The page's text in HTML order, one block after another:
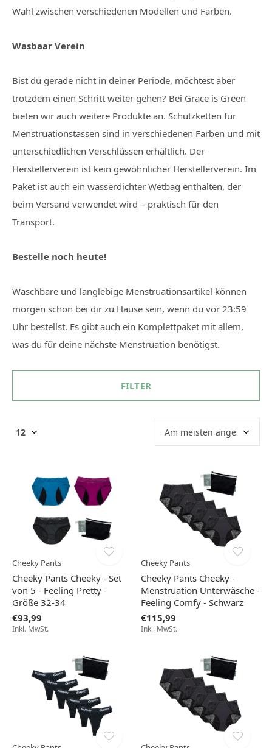
Wahl zwischen verschiedenen Modellen und Farben.
Wasbaar Verein
Bist du gerade nicht in deiner Periode, möchtest aber
trotzdem einen Schritt weiter gehen? Bei Grace is Green
bieten wir auch weitere Produkte an. Schutzketten für
Menstruationstassen sind in verschiedenen Farben und mit
unterschiedlichen Verschlüssen erhältlich. Der
Herstellerverein ist kein gewöhnlicher Herstellerverein. Im
Paket ist auch ein wasserdichter Wetbag enthalten, der
beim Versand verwendet wird – praktisch für den
Transport.
Bestelle noch heute!
Waschbare und langlebige Menstruationsartikel können
morgen schon bei dir zu Hause sein, wenn du vor 23:59
Uhr bestellst. Es gibt auch ein Komplettpaket mit allem,
was du für deine nächste Menstruation benötigst.
FILTER
Cheeky Pants
Cheeky Pants Cheeky - Set
von 5 - Feeling Pretty -
Größe 32-34
€93,99
Inkl. MwSt.
Cheeky Pants
Cheeky Pants Cheeky -
Menstruation Unterwäsche -
Feeling Comfy - Schwarz
€115,99
Inkl. MwSt.